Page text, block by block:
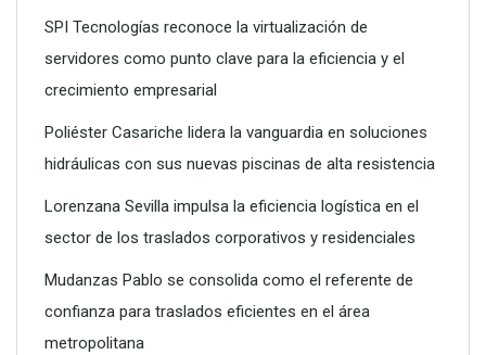
como punto clave para la eficiencia y el crecimiento
empresarial
SPI Tecnologías reconoce la virtualización de
servidores como punto clave para la eficiencia y el
crecimiento empresarial
Poliéster Casariche lidera la vanguardia en soluciones
hidráulicas con sus nuevas piscinas de alta resistencia
Lorenzana Sevilla impulsa la eficiencia logística en el
sector de los traslados corporativos y residenciales
Mudanzas Pablo se consolida como el referente de
confianza para traslados eficientes en el área
metropolitana